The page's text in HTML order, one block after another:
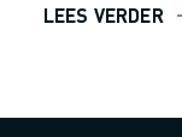
LEES VERDER